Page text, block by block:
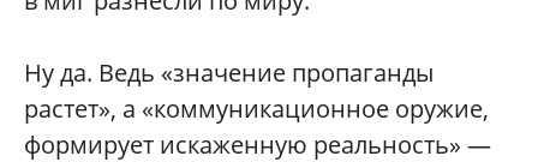
Ну да. Ведь «значение пропаганды
растет», а «коммуникационное оружие,
формирует искаженную реальность» —